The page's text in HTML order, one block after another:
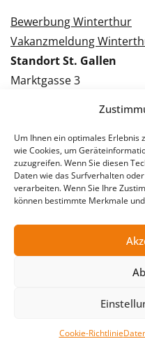
Um Ihnen ein optimales Erlebnis
wie Cookies, um
zuzugreifen. Wenn Sie diesen
Daten wie das Surfverhalten
verarbeiten. Wenn Sie Ihre
können bestimmte Merkmale
Cookie-Richtlinie
Bewerbung Winterthur
Vakanzmeldung
Standort St. Gallen
Marktgasse 3
Kontakt St. Gallen
Bewerbung St. Gallen
Vakanzmeldung St.
© 2026 Stellentreff AG